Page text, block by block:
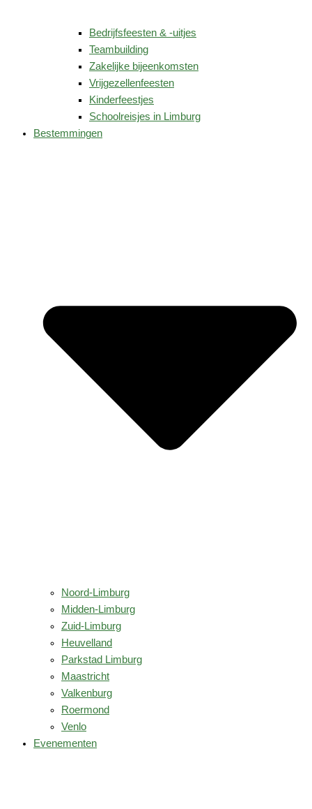
Bedrijfsfeesten & -uitjes
Teambuilding
Zakelijke bijeenkomsten
Vrijgezellenfeesten
Kinderfeestjes
Schoolreisjes in Limburg
Bestemmingen
Noord-Limburg
Midden-Limburg
Zuid-Limburg
Heuvelland
Parkstad Limburg
Maastricht
Valkenburg
Roermond
Venlo
Evenementen